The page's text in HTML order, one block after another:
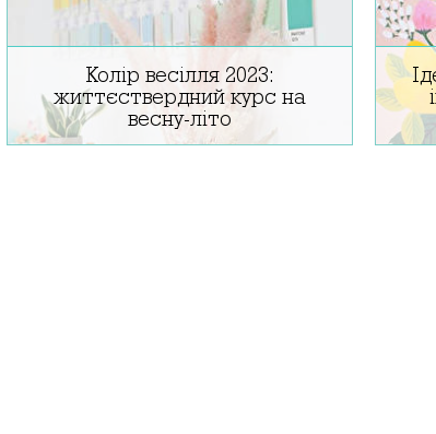
Колір весілля 2023:
життєствердний курс на
весну-літо